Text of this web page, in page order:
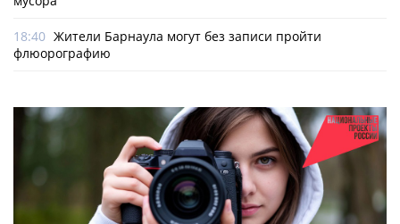
18:40 Жители Барнаула могут без записи пройти
флюорографию